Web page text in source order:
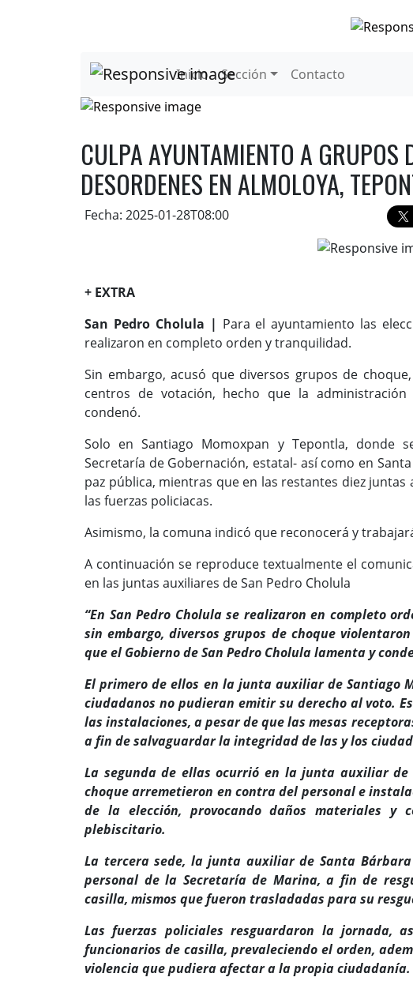
Inicio Sección Contacto
CULPA AYUNTAMIENTO A GRUPOS
DESORDENES EN ALMOLOYA,
Fecha: 2025-01-28T08:00
+ EXTRA
San Pedro Cholula | Para el ayuntamiento las
realizaron en completo orden y tranquilidad.
Sin embargo, acusó que diversos grupos de
centros de votación, hecho que la
condenó.
Solo en Santiago Momoxpan y Tepontla, donde
Secretaría de Gobernación, estatal- así como en
paz pública, mientras que en las restantes diez
las fuerzas policiacas.
Asimismo, la comuna indicó que reconocerá y
A continuación se reproduce textualmente el
en las juntas auxiliares de San Pedro Cholula
“En San Pedro Cholula se realizaron en completo
sin embargo, diversos grupos de choque
que el Gobierno de San Pedro Cholula lamenta y
El primero de ellos en la junta auxiliar de Santiago
ciudadanos no pudieran emitir su derecho al voto.
las instalaciones, a pesar de que las mesas
a fin de salvaguardar la integridad de las y los
La segunda de ellas ocurrió en la junta auxiliar de
choque arremetieron en contra del personal e
de la elección, provocando daños materiales y
plebiscitario.
La tercera sede, la junta auxiliar de Santa
personal de la Secretaría de Marina, a fin de
casilla, mismos que fueron trasladadas para su
Las fuerzas policiales resguardaron la jornada,
funcionarios de casilla, prevaleciendo el orden,
violencia que pudiera afectar a la propia ciudadanía.